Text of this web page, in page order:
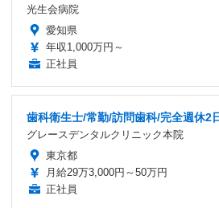
光生会病院
愛知県
年収1,000万円～
正社員
歯科衛生士/常勤/訪問歯科/完全週休2
グレースデンタルクリニック本院
東京都
月給29万3,000円～50万円
正社員